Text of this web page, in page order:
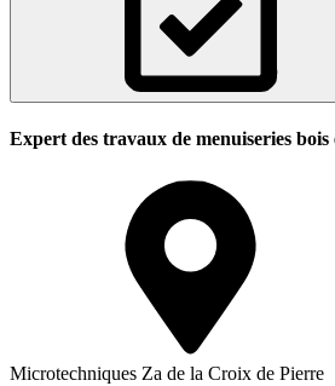
Expert des travaux de menuiseries bois
Microtechniques Za de la Croix de Pierre